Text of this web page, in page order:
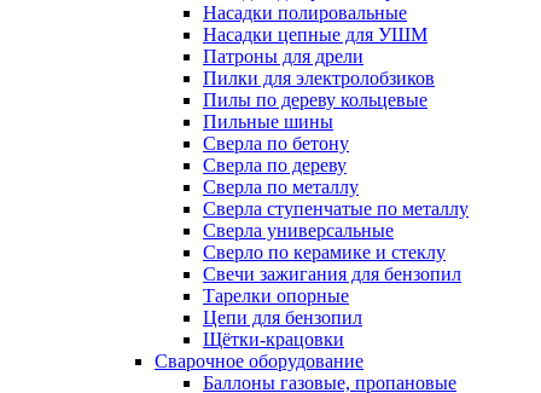
Насадки полировальные
Насадки цепные для УШМ
Патроны для дрели
Пилки для электролобзиков
Пилы по дереву кольцевые
Пильные шины
Сверла по бетону
Сверла по дереву
Сверла по металлу
Сверла ступенчатые по металлу
Сверла универсальные
Сверло по керамике и стеклу
Свечи зажигания для бензопил
Тарелки опорные
Цепи для бензопил
Щётки-крацовки
Сварочное оборудование
Баллоны газовые, пропановые